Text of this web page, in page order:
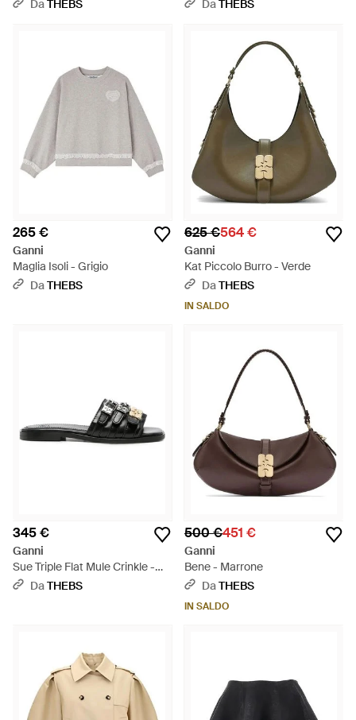
DaTHEBS
DaTHEBS
265 €
Ganni
Maglia Isoli - Grigio
DaTHEBS
625 €564 €
Ganni
Kat Piccolo Burro - Verde
DaTHEBS
IN SALDO
345 €
Ganni
Sue Triple Flat Mule Crinkle -
NeroDaTHEBS
500 €451 €
Ganni
Bene - Marrone
DaTHEBS
IN SALDO